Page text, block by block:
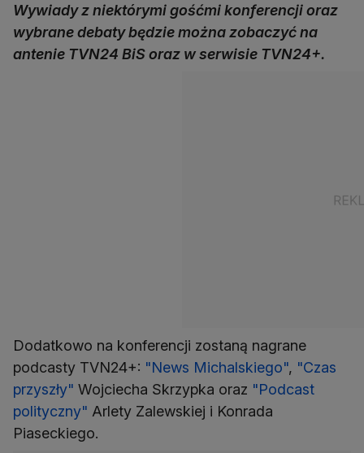
Wywiady z niektórymi gośćmi konferencji oraz
wybrane debaty będzie można zobaczyć na
antenie TVN24 BiS oraz w serwisie TVN24+.
Dodatkowo na konferencji zostaną nagrane
podcasty TVN24+: "News Michalskiego", "Czas
przyszły" Wojciecha Skrzypka oraz "Podcast
polityczny" Arlety Zalewskiej i Konrada
Piaseckiego.